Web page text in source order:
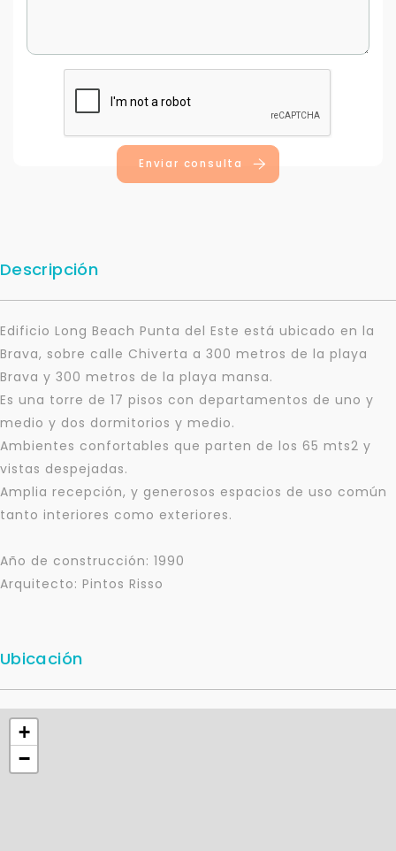
Enviar consulta
Descripción
Edificio Long Beach Punta del Este está ubicado en la
Brava, sobre calle Chiverta a 300 metros de la playa
Brava y 300 metros de la playa mansa.
Es una torre de 17 pisos con departamentos de uno y
medio y dos dormitorios y medio.
Ambientes confortables que parten de los 65 mts2 y
vistas despejadas.
Amplia recepción, y generosos espacios de uso común
tanto interiores como exteriores.
Año de construcción: 1990
Arquitecto: Pintos Risso
Ubicación
+
−